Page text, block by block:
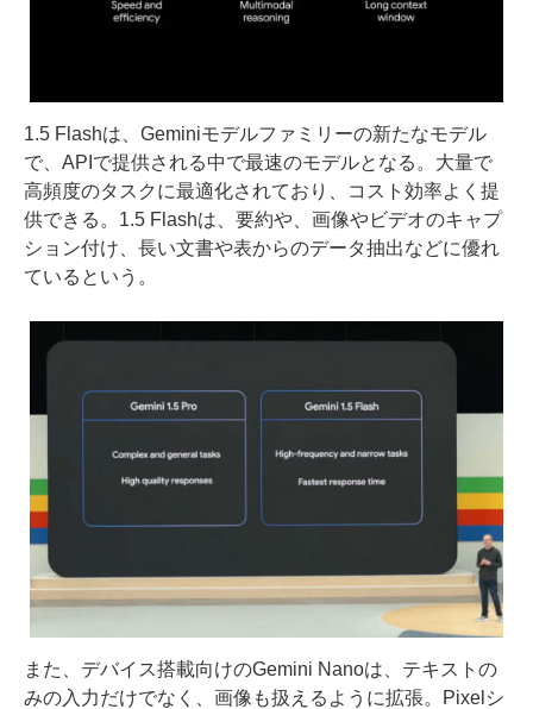
1.5 Flashは、Geminiモデルファミリーの新たなモデル
で、APIで提供される中で最速のモデルとなる。大量で
高頻度のタスクに最適化されており、コスト効率よく提
供できる。1.5 Flashは、要約や、画像やビデオのキャプ
ション付け、長い文書や表からのデータ抽出などに優れ
ているという。
また、デバイス搭載向けのGemini Nanoは、テキストの
みの入力だけでなく、画像も扱えるように拡張。Pixelシ